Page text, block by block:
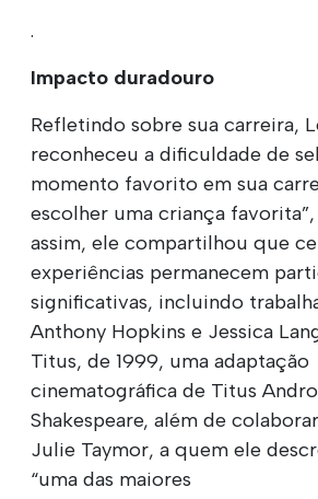
.
Impacto duradouro
Refletindo sobre sua carreira,
reconheceu a dificuldade de
momento favorito em sua
escolher uma criança
assim, ele compartilhou que
experiências permanecem
significativas, incluindo
Anthony Hopkins e Jessica
Titus, de 1999, uma adaptação
cinematográfica de Titus
Shakespeare, além de
Julie Taymor, a quem ele
“uma das maiores